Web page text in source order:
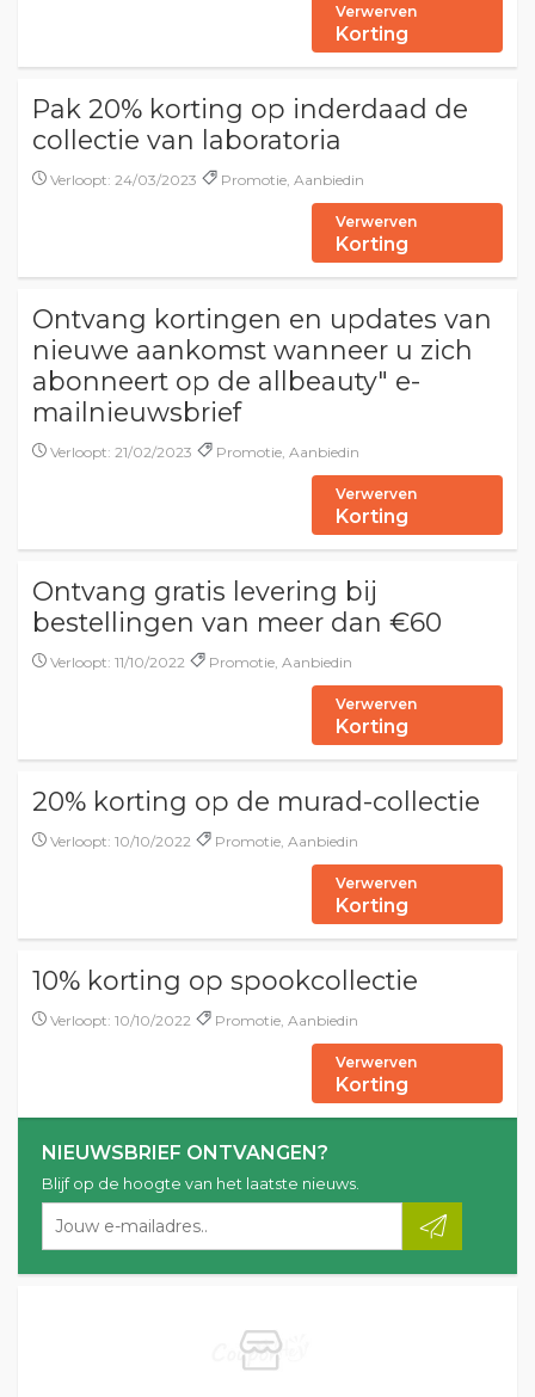
Verwerven
Korting
Pak 20% korting op inderdaad de
collectie van laboratoria
Verloopt: 24/03/2023 Promotie, Aanbiedin
Verwerven
Korting
Ontvang kortingen en updates van
nieuwe aankomst wanneer u zich
abonneert op de allbeauty" e-
mailnieuwsbrief
Verloopt: 21/02/2023 Promotie, Aanbiedin
Verwerven
Korting
Ontvang gratis levering bij
bestellingen van meer dan €60
Verloopt: 11/10/2022 Promotie, Aanbiedin
Verwerven
Korting
20% korting op de murad-collectie
Verloopt: 10/10/2022 Promotie, Aanbiedin
Verwerven
Korting
10% korting op spookcollectie
Verloopt: 10/10/2022 Promotie, Aanbiedin
Verwerven
Korting
NIEUWSBRIEF ONTVANGEN?
Blijf op de hoogte van het laatste nieuws.